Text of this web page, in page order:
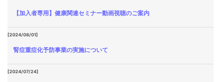
【加入者専用】健康関連セミナー動画視聴のご案内
[2024/08/01]
腎症重症化予防事業の実施について
[2024/07/24]